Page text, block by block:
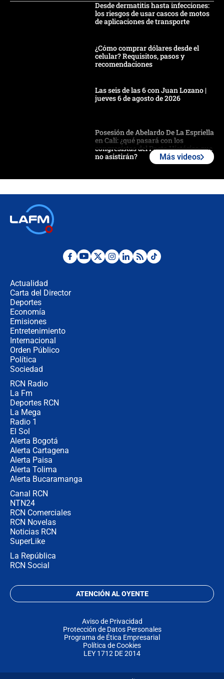
Desde dermatitis hasta infecciones:
los riesgos de usar cascos de motos
de aplicaciones de transporte
¿Cómo comprar dólares desde el
celular? Requisitos, pasos y
recomendaciones
Las seis de las 6 con Juan Lozano |
jueves 6 de agosto de 2026
Posesión de Abelardo De La Espriella
en Cali: ¿qué pasará con los
congresistas del Pacto Histórico que
no asistirán?
¿Por qué De la Espriella gobernará
Más videos
Actualidad
Carta del Director
Deportes
Economía
Emisiones
Entretenimiento
Internacional
Orden Público
Política
Sociedad
RCN Radio
La Fm
Deportes RCN
La Mega
Radio 1
El Sol
Alerta Bogotá
Alerta Cartagena
Alerta Paisa
Alerta Tolima
Alerta Bucaramanga
Canal RCN
NTN24
RCN Comerciales
RCN Novelas
Noticias RCN
SuperLike
La República
RCN Social
ATENCIÓN AL OYENTE
Aviso de Privacidad
Protección de Datos Personales
Programa de Ética Empresarial
Política de Cookies
LEY 1712 DE 2014